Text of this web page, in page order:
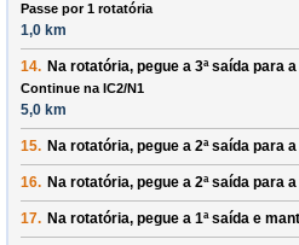
Passe por 1 rotatória
1,0 km
14. Na rotatória, pegue a 3ªsaída para a
Continue na IC2/N1
5,0 km
15. Na rotatória, pegue a 2ªsaída para a
16. Na rotatória, pegue a 2ªsaída para a
17. Na rotatória, pegue a 1ªsaída e